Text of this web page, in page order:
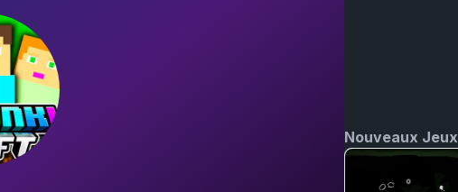
Nouveaux Jeux